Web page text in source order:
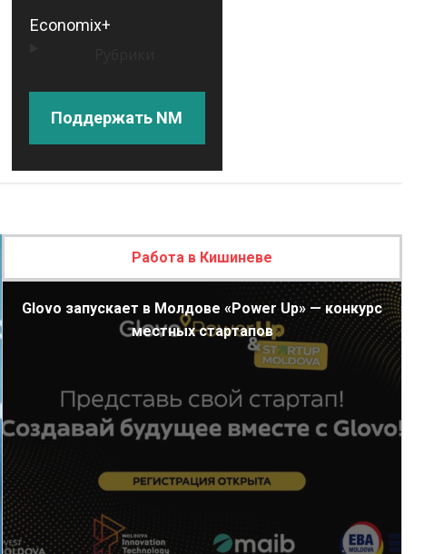
Economix+
Поддержать NM
Работа в Кишиневе
Glovo запускает в Молдове «Power Up» — конкурс
местных стартапов